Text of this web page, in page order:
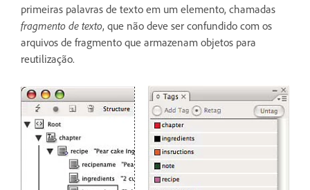
primeiras palavras de texto em um elemento, chamadas
fragmento de texto, que não deve ser confundido com os
arquivos de fragmento que armazenam objetos para
reutilização.